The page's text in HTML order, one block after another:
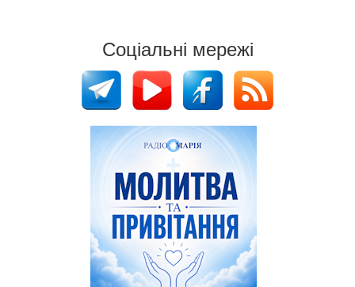
Соціальні мережі